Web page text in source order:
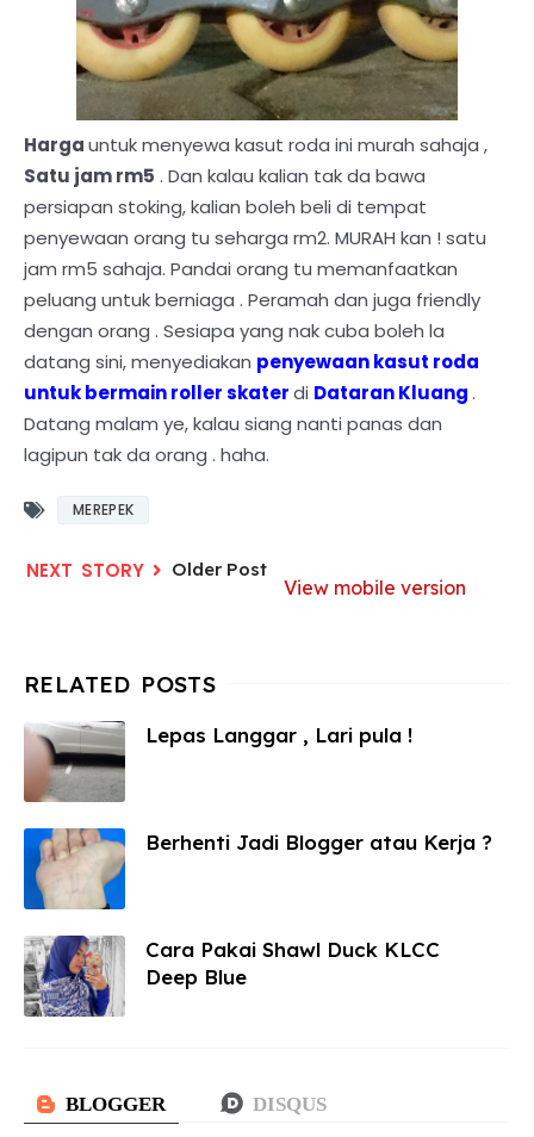
Hargauntuk menyewa kasut roda ini murah sahaja ,
Satu jam rm5 . Dan kalau kalian tak da bawa
persiapan stoking, kalian boleh beli di tempat
penyewaan orang tu seharga rm2. MURAH kan ! satu
jam rm5 sahaja. Pandai orang tu memanfaatkan
peluang untuk berniaga . Peramah dan juga friendly
dengan orang . Sesiapa yang nak cuba boleh la
datang sini, menyediakan penyewaan kasut roda
untuk bermain roller skaterdi Dataran Kluang.
Datang malam ye, kalau siang nanti panas dan
lagipun tak da orang . haha.
MEREPEK
Older Post
View mobile version
Lepas Langgar , Lari pula !
Berhenti Jadi Blogger atau Kerja ?
Cara Pakai Shawl Duck KLCC
Deep Blue